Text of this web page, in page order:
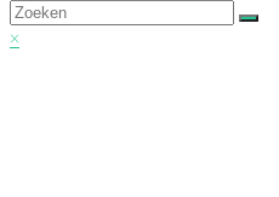
Back
×